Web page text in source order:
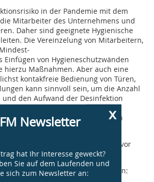
in der Pandemie mit dem
Mitarbeiter des Unternehmens und
Daher sind geeignete Hygienische
Die Vereinzelung von Mitarbeitern,
Einfügen von Hygieneschutzwänden
hierzu Maßnahmen. Aber auch eine
kontakfreie Bedienung von Türen,
kann sinnvoll sein, um die Anzahl
den Aufwand der Desinfektion
Auch das Einfügen einer
zur Vereinzelung von
sammeln.
das neue Cov19-Virus das FM vor
folgende Fragen zu beantworten:
x
FM Newsletter
hat Ihr Interesse geweckt?
Sie auf dem Laufenden und
sich zum Newsletter an: